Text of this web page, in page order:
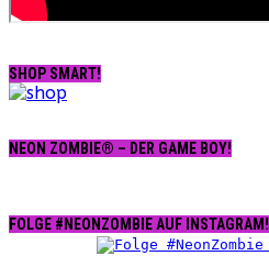
SHOP SMART!
NEON ZOMBIE® – DER GAME BOY!
FOLGE #NEONZOMBIE AUF INSTAGRAM!